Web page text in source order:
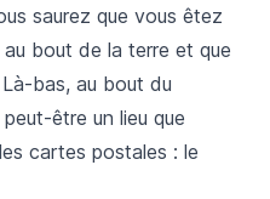
saurez que vous êtez
bout de la terre et que
bas, au bout du
être un lieu que
cartes postales : le